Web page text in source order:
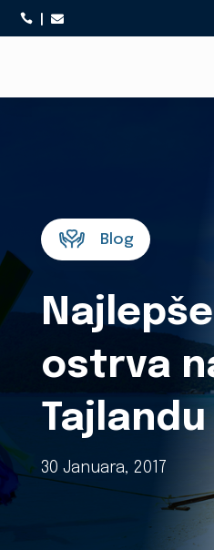
 
Blog
ostrva
Tajlandu
30 Januara, 2017